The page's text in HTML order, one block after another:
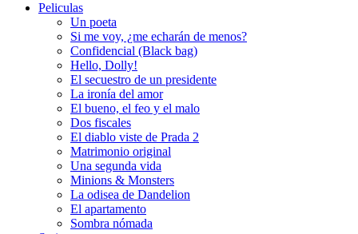
Peliculas
Un poeta
Si me voy, ¿me echarán de menos?
Confidencial (Black bag)
Hello, Dolly!
El secuestro de un presidente
La ironía del amor
El bueno, el feo y el malo
Dos fiscales
El diablo viste de Prada 2
Matrimonio original
Una segunda vida
Minions & Monsters
La odisea de Dandelion
El apartamento
Sombra nómada